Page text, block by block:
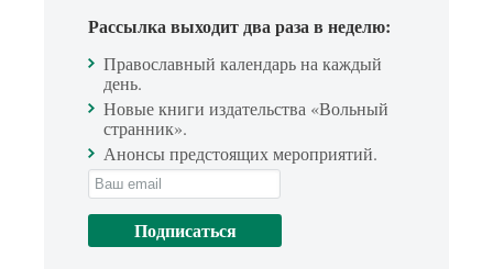
Рассылка выходит два раза в неделю:
Православный календарь на каждый
день.
Новые книги издательства «Вольный
странник».
Анонсы предстоящих мероприятий.